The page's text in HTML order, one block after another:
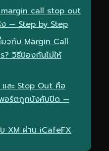
margin call stop out
— Step by Step
วกับ Margin Call
? วิธีป้องกันไม่ให้
ละ Stop Out คือ
พอร์ตถูกบังคับปิด —
XM ผ่าน iCafeFX